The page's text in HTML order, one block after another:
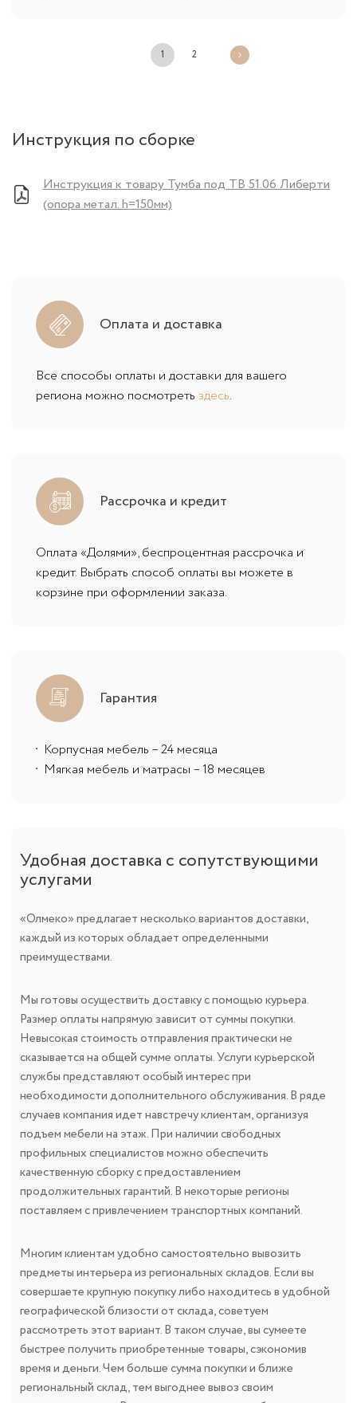
1 2
Инструкция по сборке
Инструкция к товару Тумба под ТВ 51.06 Либерти
(опора метал. h=150мм)
Оплата и доставка
Все способы оплаты и доставки для вашего
региона можно посмотреть здесь.
Рассрочка и кредит
Оплата «Долями», беспроцентная рассрочка и
кредит. Выбрать способ оплаты вы можете в
корзине при оформлении заказа.
Гарантия
Корпусная мебель – 24 месяца
Мягкая мебель и матрасы – 18 месяцев
Удобная доставка с сопутствующими
услугами
«Олмеко» предлагает несколько вариантов доставки,
каждый из которых обладает определенными
преимуществами.
Мы готовы осуществить доставку с помощью курьера.
Размер оплаты напрямую зависит от суммы покупки.
Невысокая стоимость отправления практически не
сказывается на общей сумме оплаты. Услуги курьерской
службы представляют особый интерес при
необходимости дополнительного обслуживания. В ряде
случаев компания идет навстречу клиентам, организуя
подъем мебели на этаж. При наличии свободных
профильных специалистов можно обеспечить
качественную сборку с предоставлением
продолжительных гарантий. В некоторые регионы
поставляем с привлечением транспортных компаний.
Многим клиентам удобно самостоятельно вывозить
предметы интерьера из региональных складов. Если вы
совершаете крупную покупку либо находитесь в удобной
географической близости от склада, советуем
рассмотреть этот вариант. В таком случае, вы сумеете
быстрее получить приобретенные товары, сэкономив
время и деньги. Чем больше сумма покупки и ближе
региональный склад, тем выгоднее вывоз своим